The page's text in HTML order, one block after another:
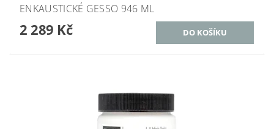
ENKAUSTICKÉ GESSO 946 ML
2 289 Kč